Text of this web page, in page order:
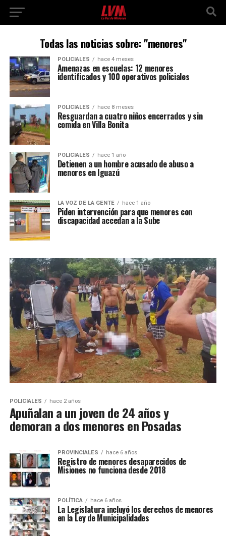
Todas las noticias sobre: "menores"
POLICIALES hace 4 meses
Amenazas en escuelas: 12 menores
identificados y 100 operativos policiales
POLICIALES hace 8 meses
Resguardan a cuatro niños encerrados y sin
comida en Villa Bonita
POLICIALES hace 1 año
Detienen a un hombre acusado de abuso a
menores en Iguazú
LA VOZ DE LA GENTE hace 1 año
Piden intervención para que menores con
discapacidad accedan a la Sube
POLICIALES hace 2 años
Apuñalan a un joven de 24 años y
demoran a dos menores en Posadas
PROVINCIALES hace 6 años
Registro de menores desaparecidos de
Misiones no funciona desde 2018
POLÍTICA hace 6 años
La Legislatura incluyó los derechos de menores
en la Ley de Municipalidades